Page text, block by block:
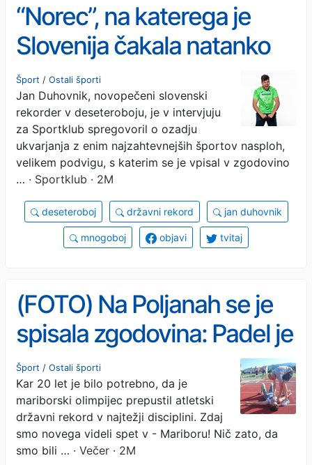
“Norec”, na katerega je
Slovenija čakala natanko
20 let
Šport / Ostali športi
Jan Duhovnik, novopečeni slovenski
rekorder v deseteroboju, je v intervjuju
za Sportklub spregovoril o ozadju
ukvarjanja z enim najzahtevnejših športov nasploh,
velikem podvigu, s katerim se je vpisal v zgodovino
… · Sportklub · 2M
deseteroboj državni rekord jan duhovnik
mnogoboj objavi tvitaj
(FOTO) Na Poljanah se je
spisala zgodovina: Padel je
20 let star državni rekord,
ki si ga je lastil Mariborčan!
Šport / Ostali športi
Kar 20 let je bilo potrebno, da je
mariborski olimpijec prepustil atletski
državni rekord v najtežji disciplini. Zdaj
smo novega videli spet v - Mariboru! Nič zato, da
smo bili … · Večer · 2M